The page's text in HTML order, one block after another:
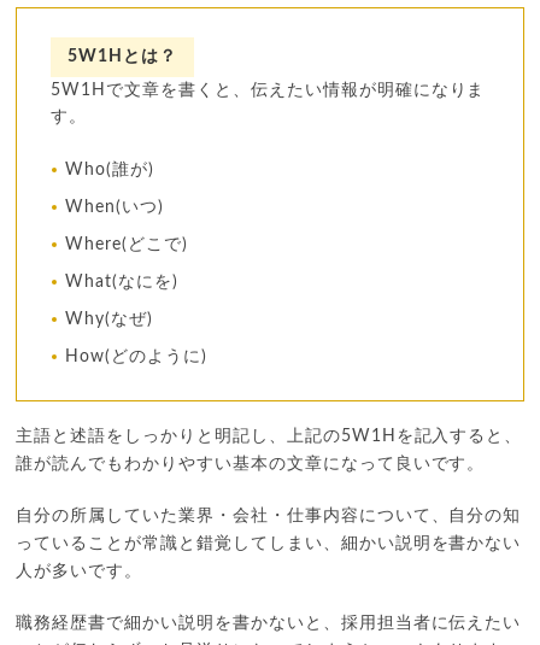
5W1Hとは？
5W1Hで文章を書くと、伝えたい情報が明確になりま
す。
Who(誰が)
When(いつ)
Where(どこで)
What(なにを)
Why(なぜ)
How(どのように)
主語と述語をしっかりと明記し、上記の5W1Hを記入すると、
誰が読んでもわかりやすい基本の文章になって良いです。
自分の所属していた業界・会社・仕事内容について、自分の知
っていることが常識と錯覚してしまい、細かい説明を書かない
人が多いです。
職務経歴書で細かい説明を書かないと、採用担当者に伝えたい